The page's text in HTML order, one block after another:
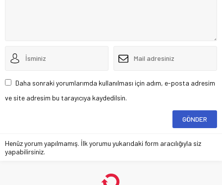
Daha sonraki yorumlarımda kullanılması için adım, e-posta adresim
ve site adresim bu tarayıcıya kaydedilsin.
Henüz yorum yapılmamış. İlk yorumu yukarıdaki form aracılığıyla siz
yapabilirsiniz.